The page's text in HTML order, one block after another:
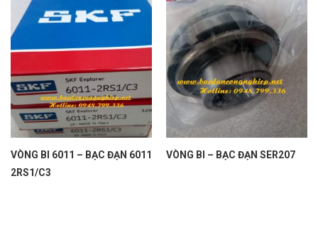
VÒNG BI 6011 – BẠC ĐẠN 6011
2RS1/C3
VÒNG BI – BẠC ĐẠN SER207